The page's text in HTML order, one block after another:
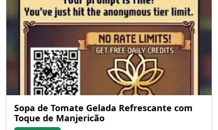
Sopa de Tomate Gelada Refrescante com
Toque de Manjericão